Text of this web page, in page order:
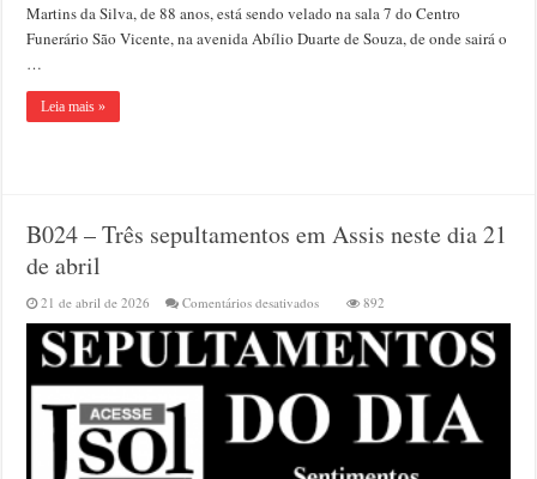
Martins da Silva, de 88 anos, está sendo velado na sala 7 do Centro
Funerário São Vicente, na avenida Abílio Duarte de Souza, de onde sairá o
…
Leia mais »
B024 – Três sepultamentos em Assis neste dia 21
de abril
21 de abril de 2026 Comentários desativadosem
–
Três
sepultamentos
Assis
neste
dia
892